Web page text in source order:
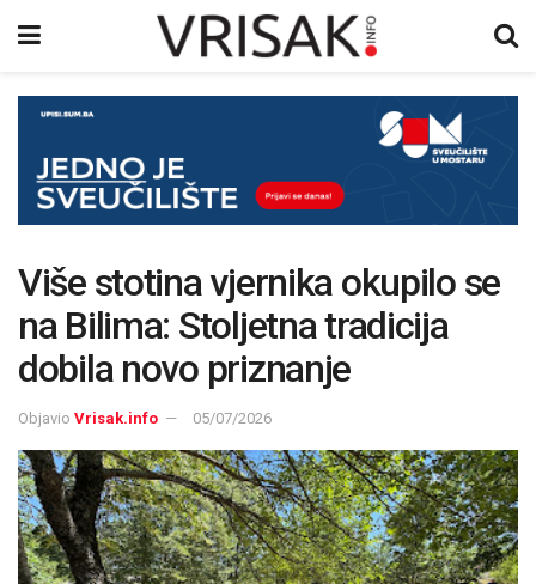
Više stotina vjernika okupilo se
na Bilima: Stoljetna tradicija
dobila novo priznanje
Objavio Vrisak.info 05/07/2026